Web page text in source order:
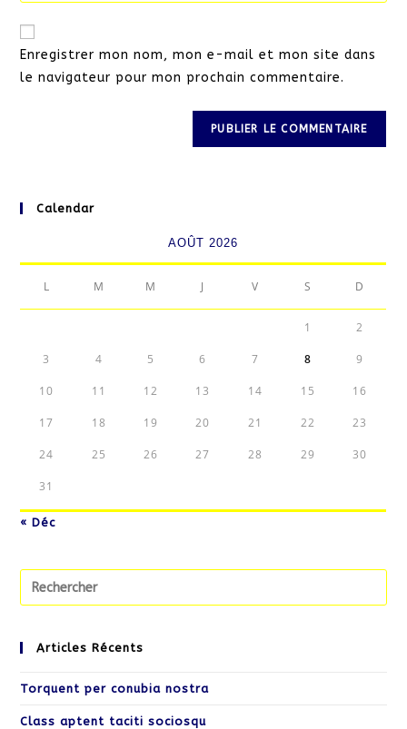
comment
comment
de
Enregistrer mon nom, mon e-mail et mon site dans
le navigateur pour mon prochain commentaire.
Calendar
AOÛT 2026
L M M J V S D
1 2
3 4 5 6 7 8 9
10 11 12 13 14 15 16
17 18 19 20 21 22 23
24 25 26 27 28 29 30
31
« Déc
Articles Récents
Torquent per conubia nostra
Class aptent taciti sociosqu